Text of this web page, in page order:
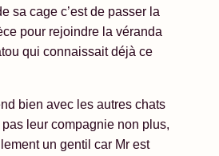
sa cage c’est de passer la
pour rejoindre la véranda
qui connaissait déjà ce
bien avec les autres chats
leur compagnie non plus,
un gentil car Mr est